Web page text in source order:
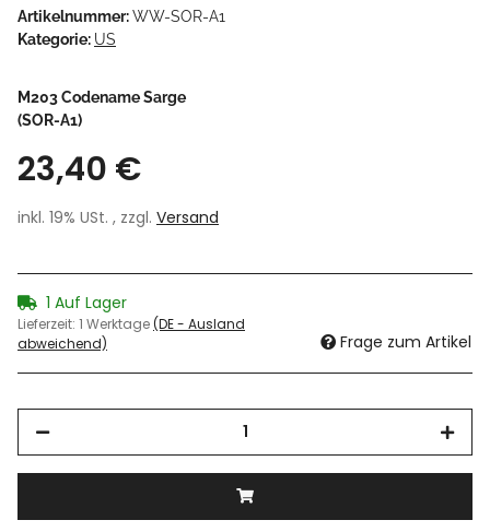
Artikelnummer:WW-SOR-A1
Kategorie: US
M203 Codename Sarge
(SOR-A1)
23,40 €
inkl. 19% USt. , zzgl. Versand
1 Auf Lager
Lieferzeit: 1 Werktage(DE - Ausland
abweichend)
Frage zum Artikel